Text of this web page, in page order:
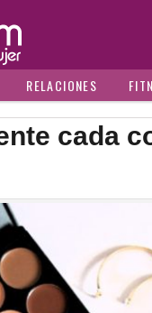
RELACIONES
cada